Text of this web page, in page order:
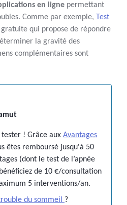
en ligne permettant
Comme par exemple, Test
qui propose de répondre
la gravité des
complémentaires sont
tester ! Grâce aux Avantages
êtes remboursé jusqu'à 50
(dont le test de l’apnée
de 10 €/consultation
5 interventions/an.
du sommeil ?